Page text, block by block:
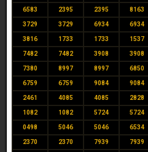
6583 2395 2395 8163
3729 3729 6934 6934
3816 1733 1733 1537
7482 7482 3908 3908
7380 8997 8997 6850
6759 6759 9084 9084
2461 4085 4085 2828
1082 1082 5724 5724
0498 5046 5046 6534
2370 2370 7939 7939